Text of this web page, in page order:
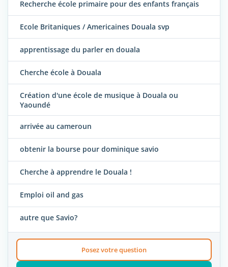
Recherche école primaire pour des enfants français
Ecole Britaniques / Americaines Douala svp
apprentissage du parler en douala
Cherche école à Douala
Création d'une école de musique à Douala ou
Yaoundé
arrivée au cameroun
obtenir la bourse pour dominique savio
Cherche à apprendre le Douala !
Emploi oil and gas
autre que Savio?
Posez votre question